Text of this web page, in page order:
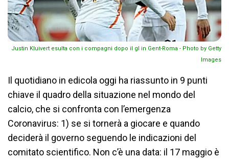
Justin Kluivert esulta con i compagni dopo il gl in Gent-Roma - Photo by Getty
Images
Il quotidiano in edicola oggi ha riassunto in 9 punti
chiave il quadro della situazione nel mondo del
calcio, che si confronta con l’emergenza
Coronavirus: 1) se si tornerà a giocare e quando
deciderà il governo seguendo le indicazioni del
comitato scientifico. Non c’è una data: il 17 maggio è